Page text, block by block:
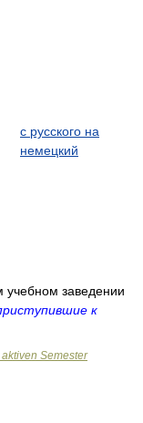
с русского на
немецкий
заведении
к
Semester